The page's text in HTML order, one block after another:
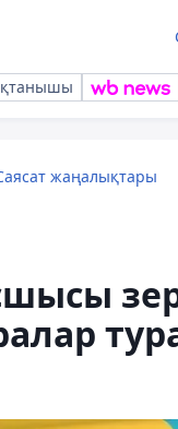
жаңалықтары